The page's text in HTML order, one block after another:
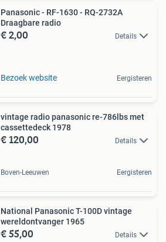
Panasonic - RF-1630 - RQ-2732A
Draagbare radio
€ 2,00 Details
Bezoek website Eergisteren
vintage radio panasonic re-786lbs met
cassettedeck 1978
€ 120,00 Details
Boven-Leeuwen Eergisteren
National Panasonic T-100D vintage
wereldontvanger 1965
€ 55,00 Details